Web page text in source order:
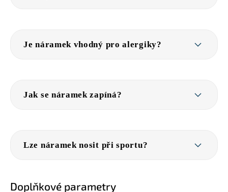
Je náramek vhodný pro alergiky?
Jak se náramek zapíná?
Lze náramek nosit při sportu?
Doplňkové parametry